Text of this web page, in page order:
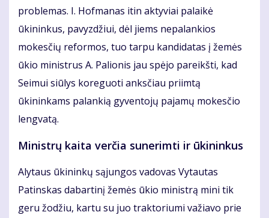
problemas. I. Hofmanas itin aktyviai palaikė
ūkininkus, pavyzdžiui, dėl jiems nepalankios
mokesčių reformos, tuo tarpu kandidatas į žemės
ūkio ministrus A. Palionis jau spėjo pareikšti, kad
Seimui siūlys koreguoti anksčiau priimtą
ūkininkams palankią gyventojų pajamų mokesčio
lengvatą.
Ministrų kaita verčia sunerimti ir ūkininkus
Alytaus ūkininkų sąjungos vadovas Vytautas
Patinskas dabartinį žemės ūkio ministrą mini tik
geru žodžiu, kartu su juo traktoriumi važiavo prie